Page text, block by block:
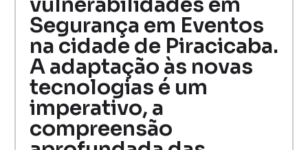
Segurança em Eventos
na cidade de Piracicaba.
A adaptação às novas
tecnologias é um
imperativo, a
compreensão